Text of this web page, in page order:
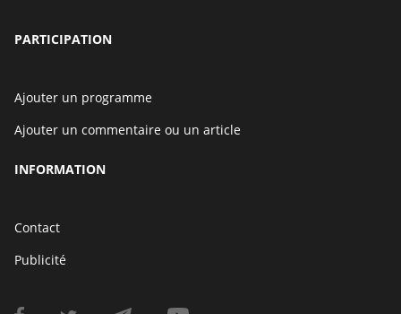
PARTICIPATION
Ajouter un programme
Ajouter un commentaire ou un article
INFORMATION
Contact
Publicité